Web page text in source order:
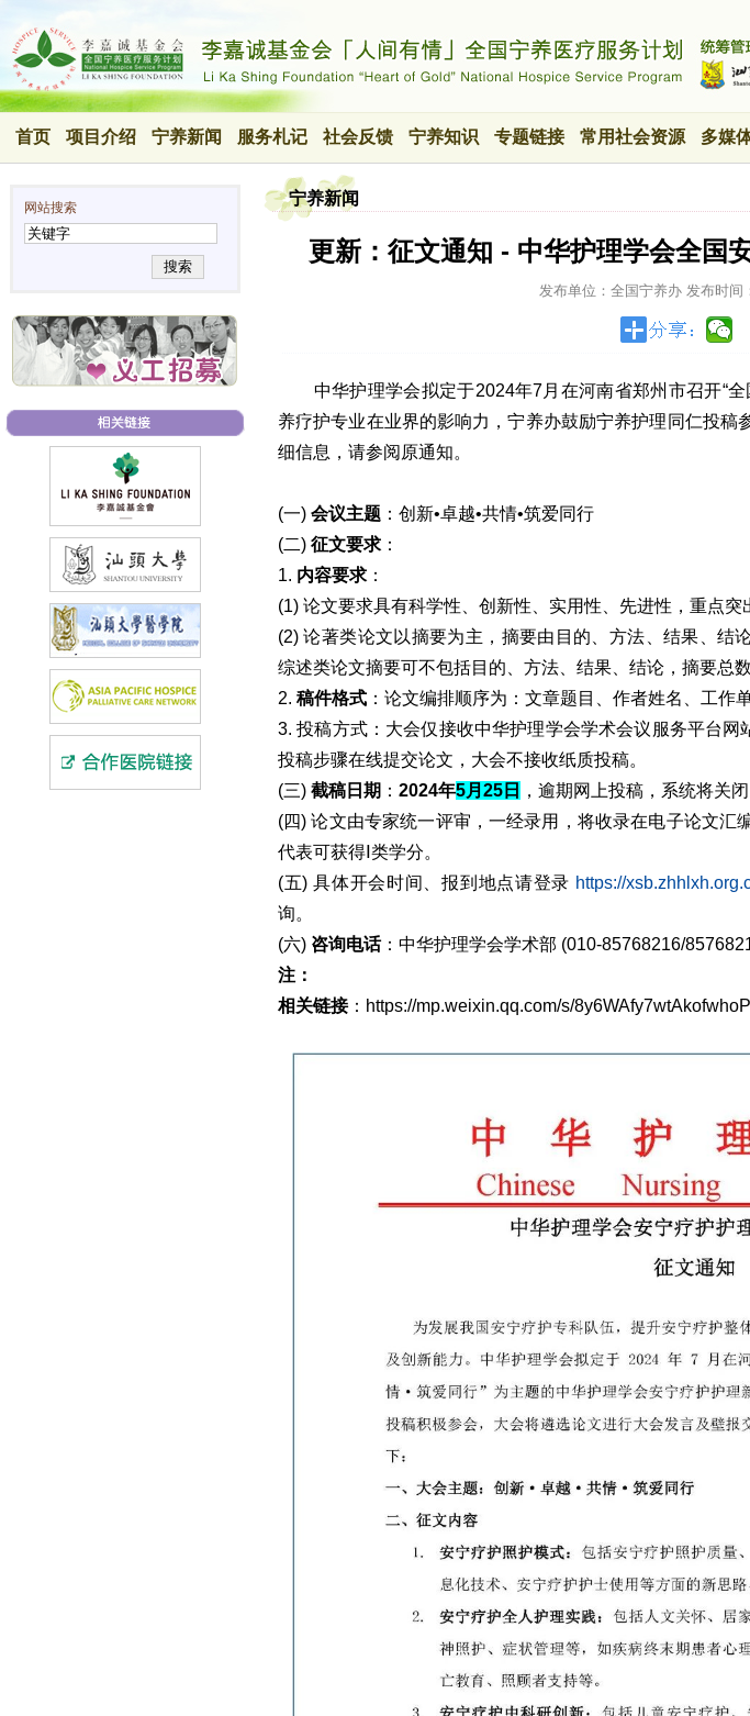
首页 项目介绍 宁养新闻 服务札记 社会反馈 宁养知识 专题链接 常用社会资源 多媒
网站搜索
搜索
宁养新闻
更新：征文通知 - 中华护理学会全国
发布单位：全国宁养办 发布时间
中华护理学会拟定于2024年7月在河南省郑州市召开“
养疗护专业在业界的影响力，宁养办鼓励宁养护理同仁投稿
细信息，请参阅原通知。
(一) 会议主题 ：创新•卓越•共情•筑爱同行
(二) 征文要求 ：
1. 内容要求 ：
(1) 论文要求具有科学性、创新性、实用性、先进性，重点突
(2) 论著类论文以摘要为主，摘要由目的、方法、结果、结
综述类论文摘要可不包括目的、方法、结果、结论，摘要总数
2. 稿件格式 ：论文编排顺序为：文章题目、作者姓名、工作
3. 投稿方式：大会仅接收中华护理学会学术会议服务平台网
投稿步骤在线提交论文，大会不接收纸质投稿。
(三) 截稿日期 ： 2024年5月25日
，逾期网上投稿，系统将关闭
(四) 论文由专家统一评审，一经录用，将收录在电子论文汇
代表可获得Ⅰ类学分。
(五) 具体开会时间、报到地点请登录 https://
询。
(六) 咨询电话：中华护理学会学术部 (010-85768216/
注：
相关链接：https://mp.weixin.qq.com/s/